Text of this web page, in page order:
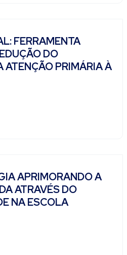
FERRAMENTA
DO
ATENÇÃO PRIMÁRIA À
APRIMORANDO A
ATRAVÉS DO
NA ESCOLA